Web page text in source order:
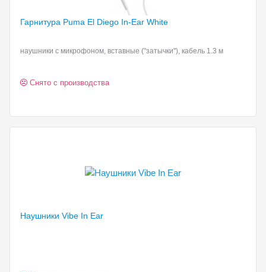
Гарнитура Puma El Diego In-Ear White
наушники с микрофоном, вставные ("затычки"), кабель 1.3 м
Снято с производства
Наушники Vibe In Ear